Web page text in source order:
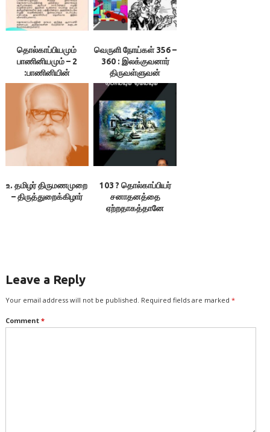
தொல்காப்பியமும்
பாணினியமும் – 2
:பாணினியின்
அ(சு)ட்டாத்தியாயி
பிரிவுகள் –
இலக்குவனார்
திருவள்ளுவன்
வெருளி நோய்கள் 356 –
360 : இலக்குவனார்
திருவள்ளுவன்
உ. தமிழர் திருமணமுறை
– திருத்துறைக்கிழார்
103 ? தொல்காப்பியர்
சனாதனத்தை
ஏற்றதாகத்தானே
Leave a Reply
Your email address will not be published. Required fields are marked *
Comment *